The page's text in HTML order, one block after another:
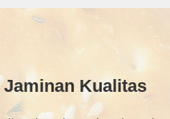
Jaminan Kualitas